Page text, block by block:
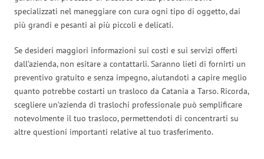
specializzati nel maneggiare con cura ogni tipo di oggetto, dai
più grandi e pesanti ai più piccoli e delicati.
Se desideri maggiori informazioni sui costi e sui servizi offerti
dall’azienda, non esitare a contattarli. Saranno lieti di fornirti un
preventivo gratuito e senza impegno, aiutandoti a capire meglio
quanto potrebbe costarti un trasloco da Catania a Tarso. Ricorda,
scegliere un’azienda di traslochi professionale può semplificare
notevolmente il tuo trasloco, permettendoti di concentrarti su
altre questioni importanti relative al tuo trasferimento.